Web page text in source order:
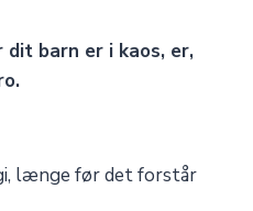
barn er i kaos, er,
længe før det forstår